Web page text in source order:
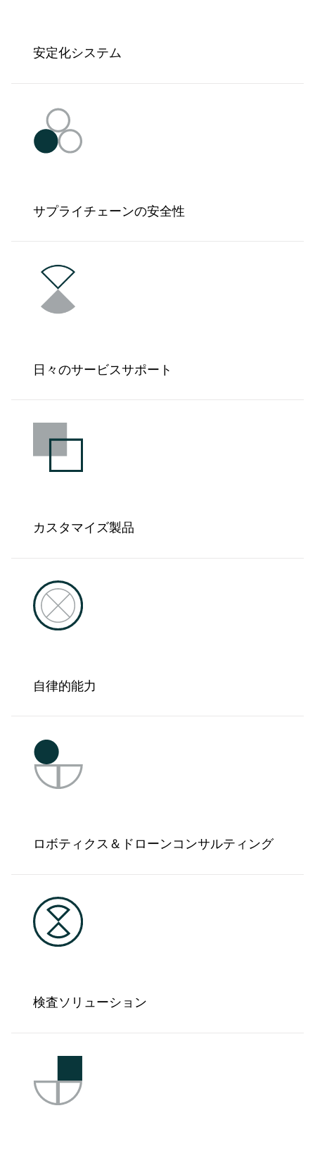
安定化システム
サプライチェーンの安全性
日々のサービスサポート
カスタマイズ製品
自律的能力
ロボティクス＆ドローンコンサルティング
検査ソリューション